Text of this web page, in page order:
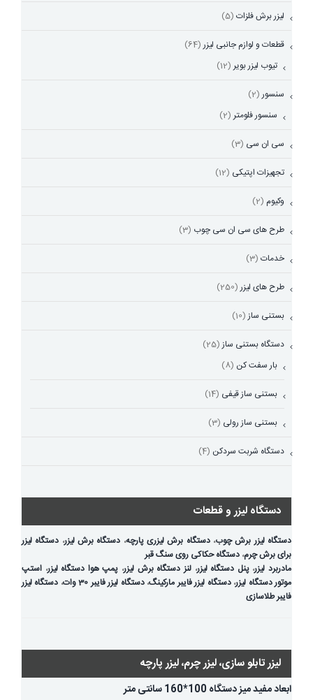
لیزر برش فلزات (5)
قطعات و لوازم جانبی لیزر (64)
تیوب لیزر بویر (12)
سنسور (2)
سنسور فلومتر (2)
سی ان سی (3)
تجهیزات اپتیکی (12)
وکیوم (2)
طرح های سی ان سی چوب (3)
خدمات (3)
طرح های لیزر (250)
بستنی ساز (10)
دستگاه بستنی ساز (25)
بار سفت کن (8)
بستنی ساز قیفی (14)
بستنی ساز رولی (3)
دستگاه شربت سردکن (4)
دستگاه لیزر و قطعات
دستگاه لیزر برش چوب،دستگاه برش لیزری پارچه، دستگاه برش لیزر، دستگاه لیزر
برای برش چرم، دستگاه حکاکی روی سنگ قبر
مادربرد لیزر،پنل دستگاه لیزر،لنز دستگاه برش لیزر، پمپ هوا دستگاه لیزر، استپ
موتور دستگاه لیزر،دستگاه لیزر فایبر مارکینگ،دستگاه لیزر فایبر 30 وات ، دستگاه لیزر
فایبر طلاسازی
لیزر تابلو سازی، لیزر چرم، لیزر پارچه
ابعاد مفید میز دستگاه 100*160 سانتی متر